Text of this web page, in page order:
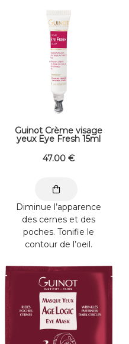
l’adulte. Déconseillé ...
Guinot Crème visage
yeux Eye Fresh 15ml
47.00 €
Diminue l’apparence
des cernes et des
poches. Tonifie le
contour de l’oeil.
instantanément le ...